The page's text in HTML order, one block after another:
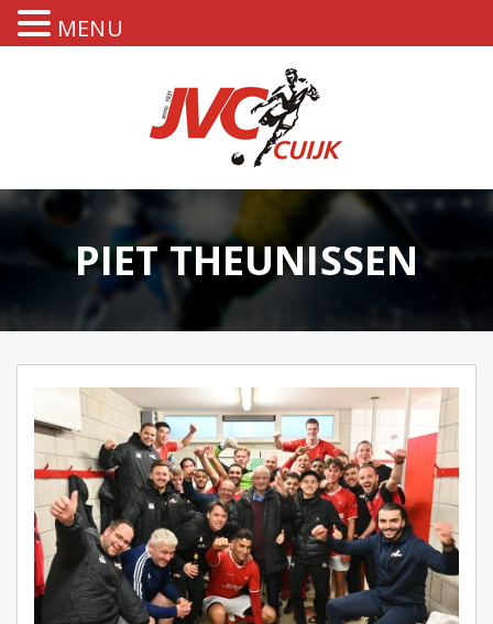
PIET THEUNISSEN
MENU